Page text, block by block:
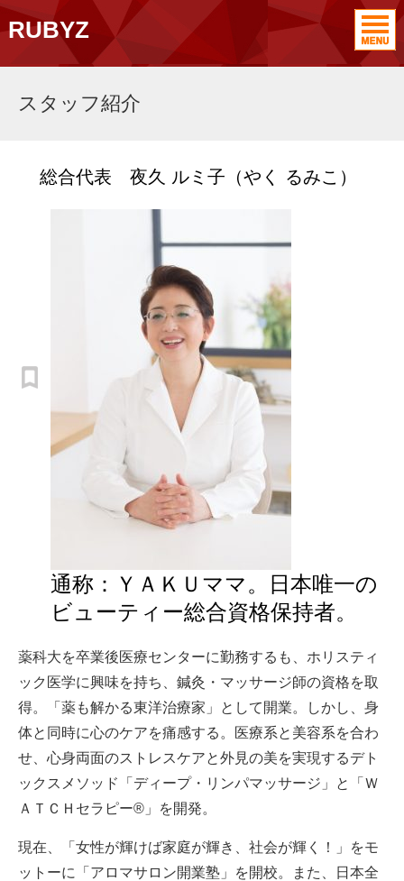
RUBYZ
スタッフ紹介
総合代表 夜久 ルミ子（やく るみこ）
通称：ＹＡＫＵママ。日本唯一の
ビューティー総合資格保持者。
薬科大を卒業後医療センターに勤務するも、ホリスティ
ック医学に興味を持ち、鍼灸・マッサージ師の資格を取
得。「薬も解かる東洋治療家」として開業。しかし、身
体と同時に心のケアを痛感する。医療系と美容系を合わ
せ、心身両面のストレスケアと外見の美を実現するデト
ックスメソッド「ディープ・リンパマッサージ」と「Ｗ
ＡＴＣＨセラピー®︎」を開発。
現在、「女性が輝けば家庭が輝き、社会が輝く！」をモ
ットーに「アロマサロン開業塾」を開校。また、日本全